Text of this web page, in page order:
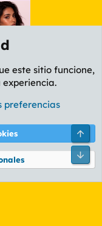
de privacidad Ayuda
Ltd.
este sitio funcione,
preferencias
Pie